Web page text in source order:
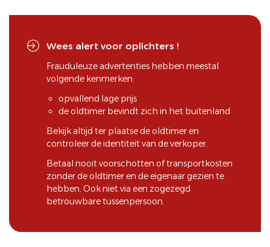
Wees alert voor oplichters !
Frauduleuze advertenties hebben meestal
volgende kenmerken:
opvallend lage prijs
de oldtimer bevindt zich in het buitenland
Bekijk altijd ter plaatse de oldtimer en
controleer de identiteit van de verkoper.
Betaal nooit voorschotten of transportkosten
zonder de oldtimer en de eigenaar gezien te
hebben. Ook niet via een zogezegd
betrouwbare tussenpersoon.